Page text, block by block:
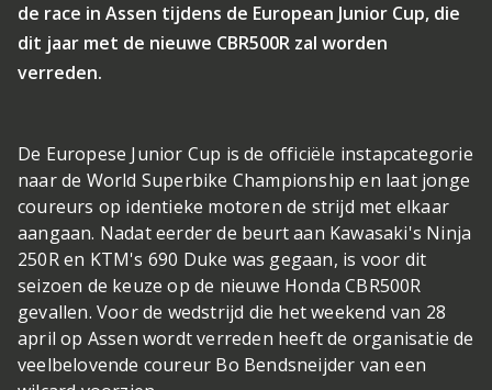
de race in Assen tijdens de European Junior Cup, die
dit jaar met de nieuwe CBR500R zal worden
verreden.
De Europese Junior Cup is de officiële instapcategorie
naar de World Superbike Championship en laat jonge
coureurs op identieke motoren de strijd met elkaar
aangaan. Nadat eerder de beurt aan Kawasaki's Ninja
250R en KTM's 690 Duke was gegaan, is voor dit
seizoen de keuze op de nieuwe Honda CBR500R
gevallen. Voor de wedstrijd die het weekend van 28
april op Assen wordt verreden heeft de organisatie de
veelbelovende coureur Bo Bendsneijder van een